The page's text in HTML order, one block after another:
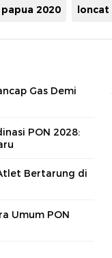
2020 loncat
Gas Demi
PON 2028:
Bertarung di
Umum PON